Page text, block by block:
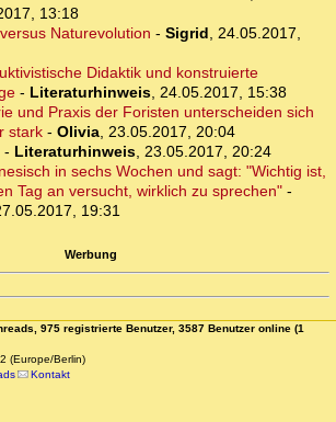
13:18
Naturevolution - Sigrid, 24.05.2017,
Didaktik und konstruierte
- Literaturhinweis, 24.05.2017, 15:38
und Praxis der Foristen unterscheiden sich
stark - Olivia, 23.05.2017, 20:04
- Literaturhinweis, 23.05.2017, 20:24
in sechs Wochen und sagt: "Wichtig ist,
Tag an versucht, wirklich zu sprechen" -
19:31
Werbung
975 registrierte Benutzer, 3587 Benutzer online (1
(Europe/Berlin)
Kontakt